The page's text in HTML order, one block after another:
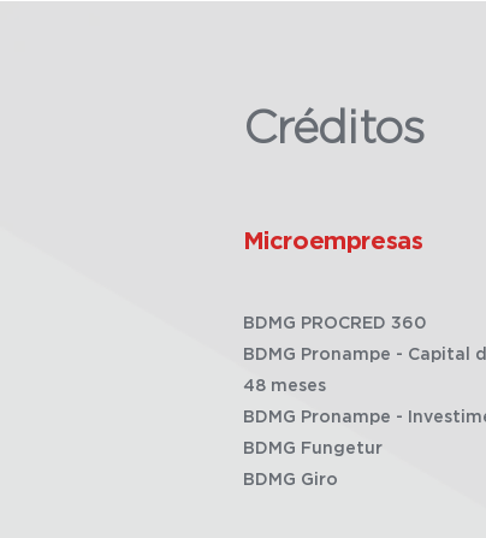
Créditos
Microempresas
BDMG PROCRED 360
BDMG Pronampe - Capital
48 meses
BDMG Pronampe -
BDMG Fungetur
BDMG Giro